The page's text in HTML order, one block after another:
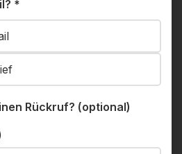
*
Rückruf? (optional)